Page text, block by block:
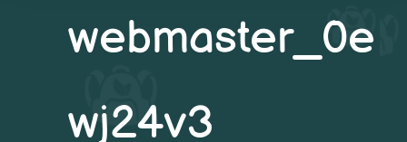
webmaster_0e
wj24v3